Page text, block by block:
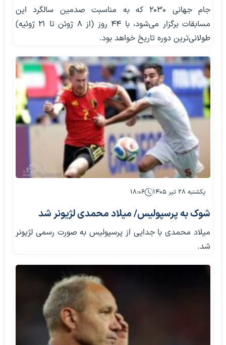
جام جهانی ۲۰۳۰ که به مناسبت صدمین سالگرد این
مسابقات برگزار می‌شود، با ۴۴ روز (از ۸ ژوئن تا ۲۱ ژوئیه)
طولانی‌ترین دوره تاریخ خواهد بود.
یکشنبه ۲۸ تیر ۱۴۰۵ ۱۸:۰۶
شوک به پرسپولیس/ میلاد محمدی لژیونر شد
میلاد محمدی با جدایی از پرسپولیس به صورت رسمی لژیونر
شد.